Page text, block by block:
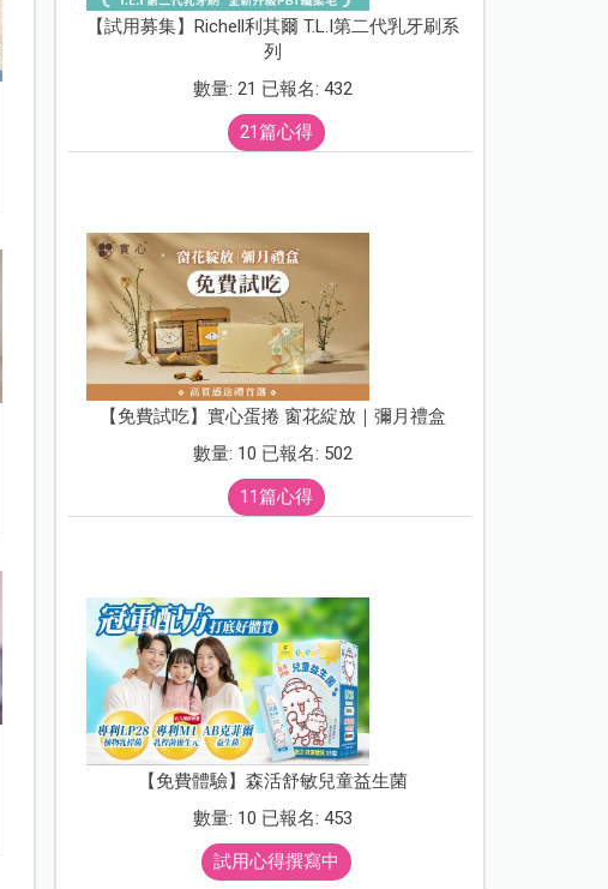
【試用募集】Richell利其爾 T.L.I第二代乳牙刷系
列
數量: 21 已報名: 432
21篇心得
【免費試吃】實心蛋捲 窗花綻放｜彌月禮盒
數量: 10 已報名: 502
11篇心得
【免費體驗】森活舒敏兒童益生菌
數量: 10 已報名: 453
試用心得撰寫中